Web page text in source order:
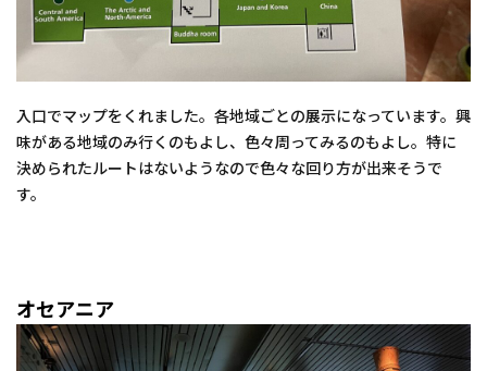
入口でマップをくれました。各地域ごとの展示になっています。興
味がある地域のみ行くのもよし、色々周ってみるのもよし。特に
決められたルートはないようなので色々な回り方が出来そうで
す。
オセアニア